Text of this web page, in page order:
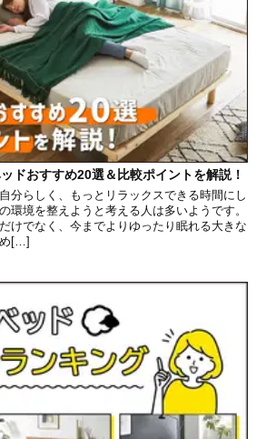
ドおすすめ20選＆比較ポイントを解説！
分らしく、もっとリラックスできる時間にし
環境を整えようと考える人は多いようです。
けでなく、今までよりゆったり眠れる大きな
[…]